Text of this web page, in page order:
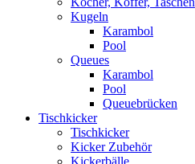
Kugeln
Karambol
Pool
Queues
Karambol
Pool
Queuebrücken
Tischkicker
Tischkicker
Kicker Zubehör
Kickerbälle